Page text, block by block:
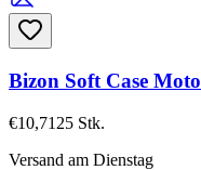
Bizon Soft Case
€10,71 25 Stk.
Versand am Dienstag